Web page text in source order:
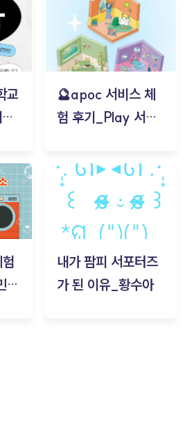
교
🔮apoc 서비스 체
험 후기_Play 서비
김태현
세
내가 팜피 서포터즈
가 된 이유_황수아